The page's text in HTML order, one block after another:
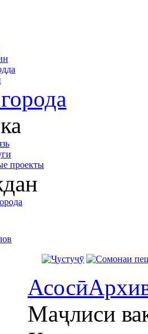
проекты
Асосӣ
Маҷлиси